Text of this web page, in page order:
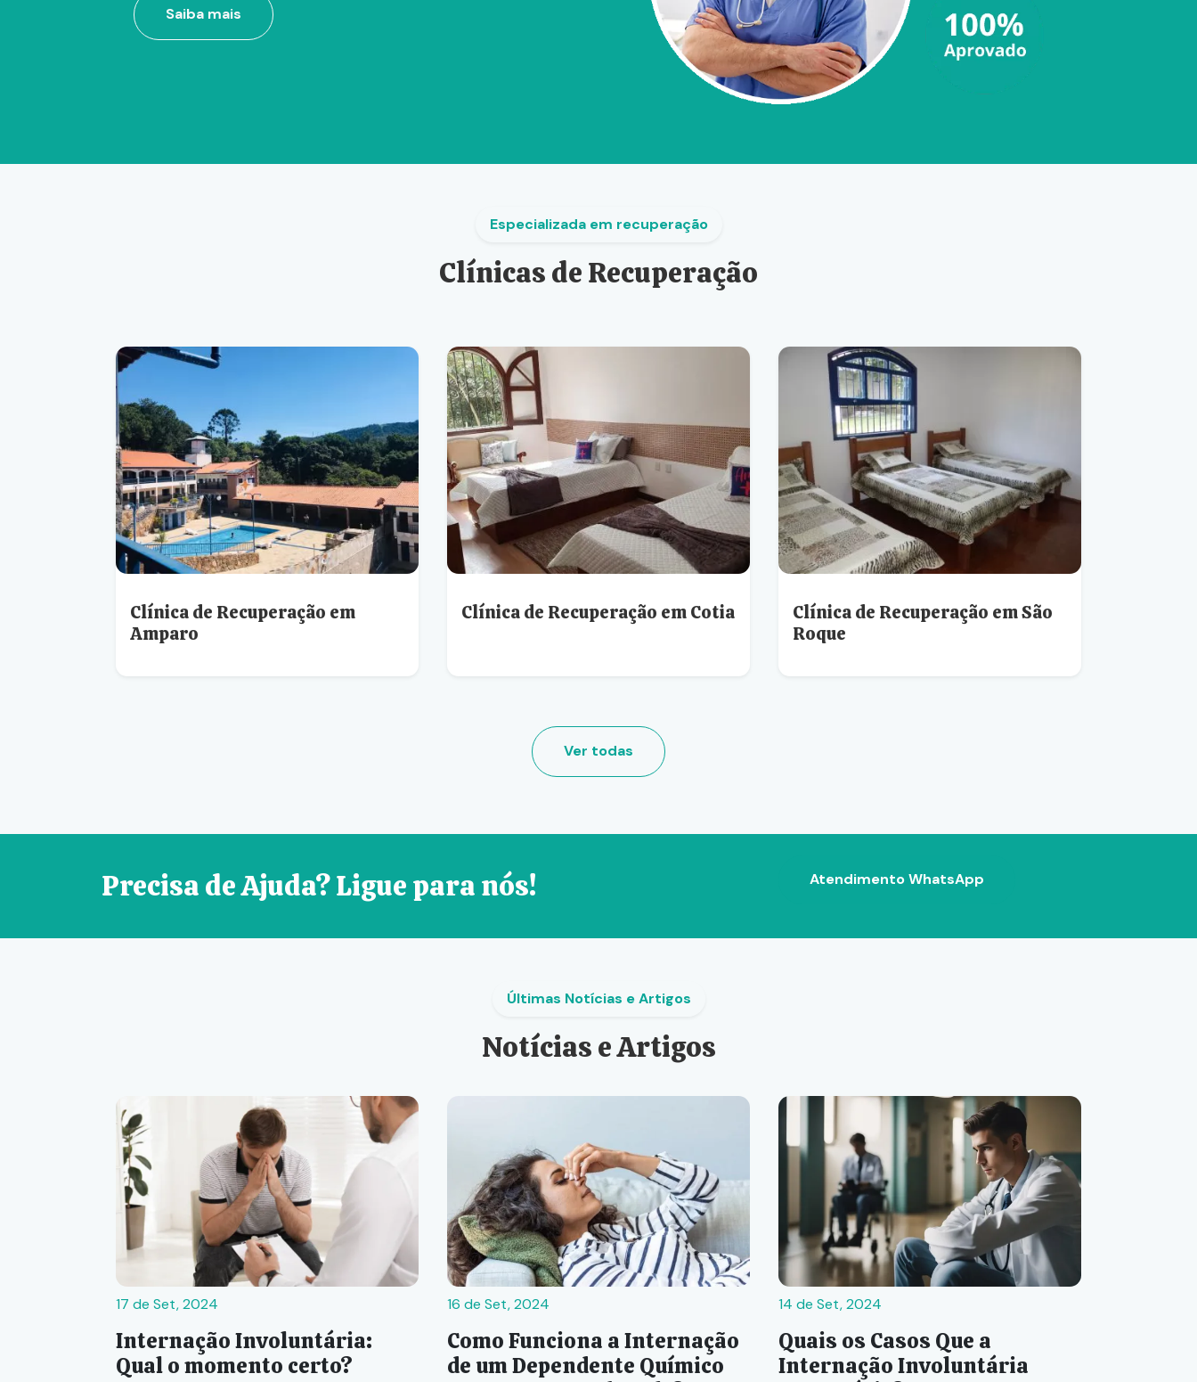
Saiba mais
Especializada em recuperação
Clínicas de Recuperação
Clínica de Recuperação em
Amparo
Clínica de Recuperação em Cotia
Clínica de Recuperação em São
Roque
Ver todas
Precisa de Ajuda? Ligue para nós! Atendimento WhatsApp
Últimas Notícias e Artigos
Notícias e Artigos
17 de Set, 2024
Internação Involuntária:
Qual o momento certo?
16 de Set, 2024
Como Funciona a Internação
de um Dependente Químico
14 de Set, 2024
Quais os Casos Que a
Internação Involuntária